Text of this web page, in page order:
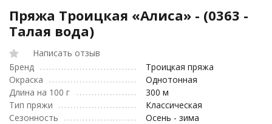
Пряжа Троицкая «Алиса» - (0363 -
Талая вода)
Написать отзыв
Бренд
Троицкая пряжа
Окраска
Однотонная
Длина на 100 г
300 м
Тип пряжи
Классическая
Сезонность
Осень - зима